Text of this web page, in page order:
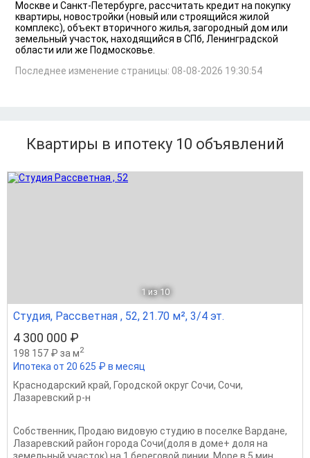
Москве и Санкт-Петербурге, рассчитать кредит на покупку
квартиры, новостройки (новый или строящийся жилой
комплекс), объект вторичного жилья, загородный дом или
земельный участок, находящийся в СПб, Ленинградской
области или же Подмосковье.
Последнее изменение страницы: 08-08-2026 19:30:54
Квартиры в ипотеку 10 объявлений
1 из 10
Студия, Рассветная , 52, 21.70 м², 3/4 эт.
4 300 000 ₽
198 157 ₽ за м2
Ипотека от 20 625 ₽ в месяц
Краснодарский край, Городской округ Сочи, Сочи,
Лазаревский р-н
Собственник, Продаю видовую студию в поселке Вардане,
Лазаревский район города Сочи(доля в доме+ доля на